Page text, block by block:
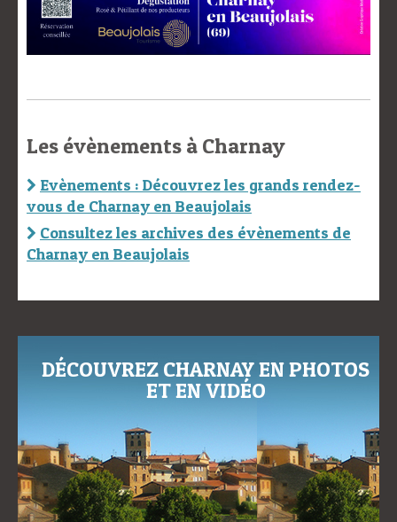
Les évènements à Charnay
Evènements : Découvrez les grands rendez-
vous de Charnay en Beaujolais
Consultez les archives des évènements de
Charnay en Beaujolais
DÉCOUVREZ CHARNAY EN PHOTOS
ET EN VIDÉO